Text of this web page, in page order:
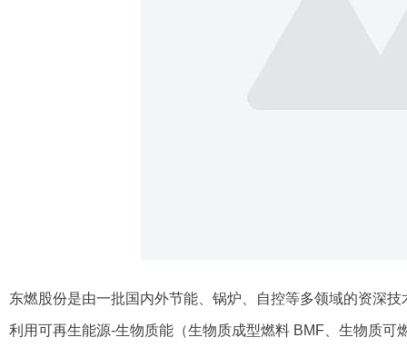
东燃股份是由一批国内外节能、锅炉、自控等多领域的资深
利用可再生能源-生物质能（生物质成型燃料 BMF、生物质可